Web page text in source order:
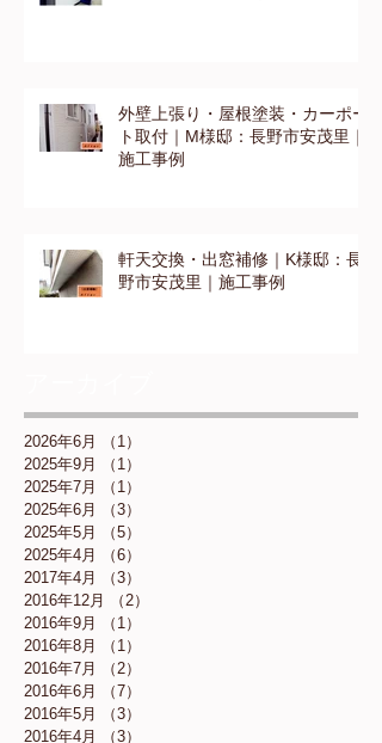
外壁上張り・屋根塗装・カーポー
ト取付｜M様邸：長野市安茂里｜
施工事例
軒天交換・出窓補修｜K様邸：長
野市安茂里｜施工事例
2026年6月 （1）
2025年9月
（1）
2025年7月
（1）
2025年6月
（3）
2025年5月
（5）
2025年4月
（6）
2017年4月
（3）
2016年12月
（2）
2016年9月
（1）
2016年8月
（1）
2016年7月
（2）
2016年6月
（7）
2016年5月
（3）
2016年4月
（3）